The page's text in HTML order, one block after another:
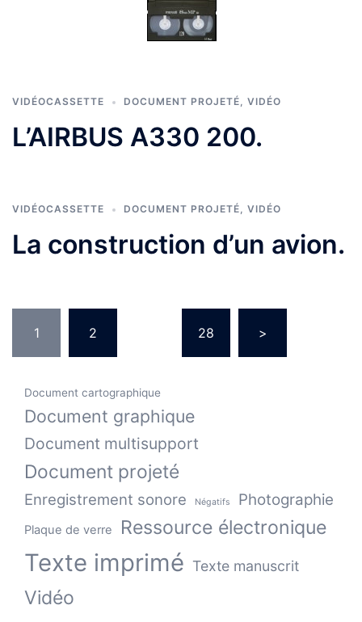
VIDÉOCASSETTE DOCUMENT PROJETÉ, VIDÉO
L’AIRBUS A330 200.
VIDÉOCASSETTE DOCUMENT PROJETÉ, VIDÉO
La construction d’un avion.
des
publications
1 2 28 >
Document cartographique
Document graphique
Document multisupport
Document projeté
Enregistrement sonore Négatifs Photographie
Plaque de verre Ressource électronique
Texte imprimé Texte manuscrit
Vidéo